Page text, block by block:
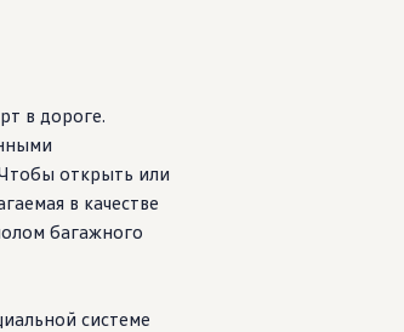
в дороге.
открыть или
в качестве
багажного
системе